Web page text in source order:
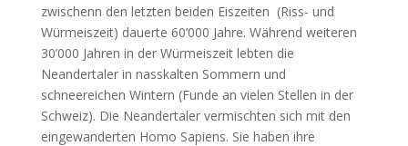
zwischenn den letzten beiden Eiszeiten (Riss- und
Würmeiszeit) dauerte 60’000 Jahre. Während weiteren
30’000 Jahren in der Würmeiszeit lebten die
Neandertaler in nasskalten Sommern und
schneereichen Wintern (Funde an vielen Stellen in der
Schweiz). Die Neandertaler vermischten sich mit den
eingewanderten Homo Sapiens. Sie haben ihre